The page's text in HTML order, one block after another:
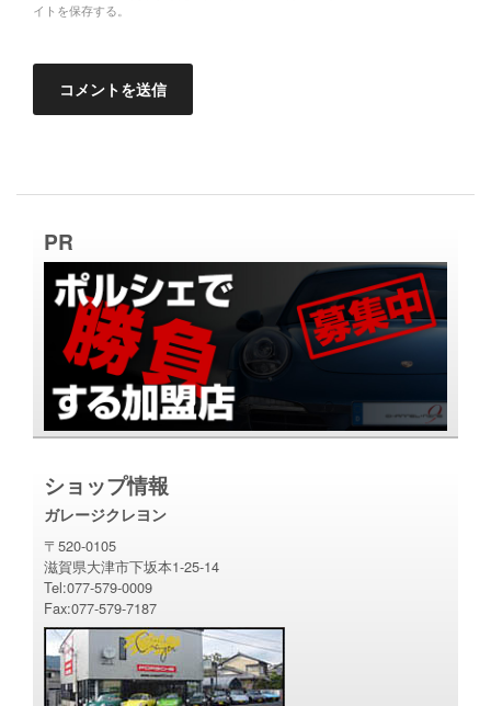
イトを保存する。
PR
ショップ情報
ガレージクレヨン
〒520-0105
滋賀県大津市下坂本1-25-14
Tel:077-579-0009
Fax:077-579-7187